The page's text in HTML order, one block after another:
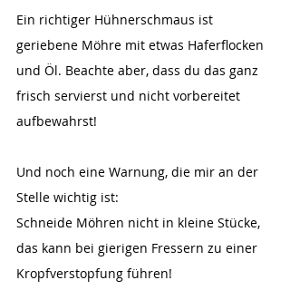
Ein richtiger Hühnerschmaus ist
geriebene Möhre mit etwas Haferflocken
und Öl. Beachte aber, dass du das ganz
frisch servierst und nicht vorbereitet
aufbewahrst!
Und noch eine Warnung, die mir an der
Stelle wichtig ist:
Schneide Möhren nicht in kleine Stücke,
das kann bei gierigen Fressern zu einer
Kropfverstopfung führen!